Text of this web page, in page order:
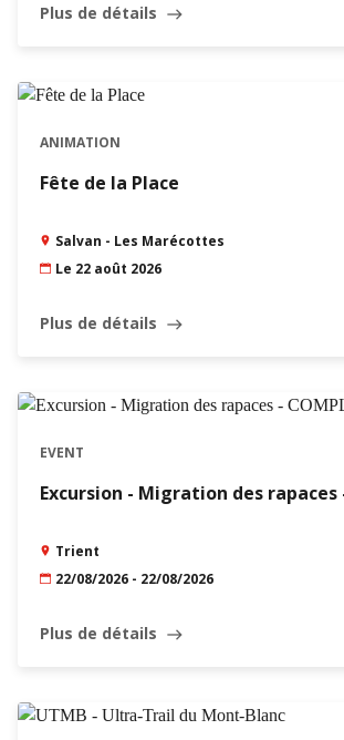
Plus de détails east
ANIMATION
Fête de la Place
Salvan - Les Marécottes
Le 22 août 2026
Plus de détails east
EVENT
Excursion - Migration des rapaces
Trient
22/08/2026 - 22/08/2026
Plus de détails east